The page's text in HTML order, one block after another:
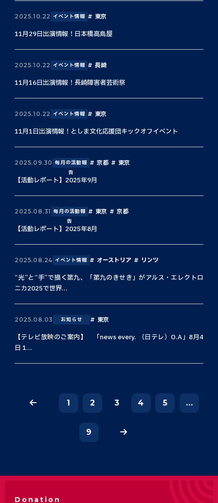
2025.10.22 イベント情報 東京
11月29日出演情報！日本橋高島屋
2025.10.22 イベント情報 長崎
11月16日出演情報！長崎障害者芸術祭
2025.10.22 イベント情報 東京
11月1日出演情報！としま文化応援団キックオフイベント
2025.09.30 毎月の活動報
告
京都 東京
【活動レポート】2025年9月
2025.08.31 毎月の活動報
告
東京 京都
【活動レポート】2025年8月
2025.08.24 イベント情報 オーストリア リンツ
“光”と“手”で描く第九、「第九のきせき」がアルス・エレクトロ
ニカ2025で世界...
2025.08.03 お知らせ 東京
【テレビ放映のご案内】 「news every. （日テレ）O.A」8月4
日 1...
1 2 3 4 5 ...
9
Donation